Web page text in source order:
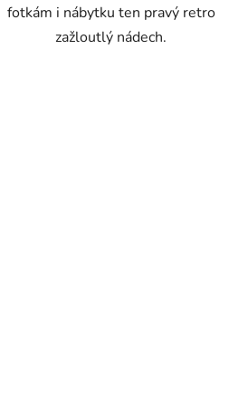
fotkám i nábytku ten pravý retro
zažloutlý nádech.